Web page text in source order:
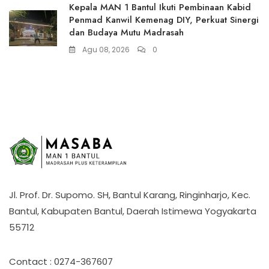
Kepala MAN 1 Bantul Ikuti Pembinaan Kabid
Penmad Kanwil Kemenag DIY, Perkuat Sinergi
dan Budaya Mutu Madrasah
Agu 08, 2026 0
Jl. Prof. Dr. Supomo. SH, Bantul Karang, Ringinharjo, Kec.
Bantul, Kabupaten Bantul, Daerah Istimewa Yogyakarta
55712
Contact : 0274-367607